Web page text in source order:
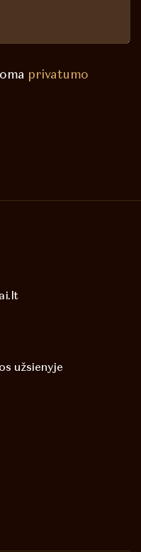
privatumo
užsienyje